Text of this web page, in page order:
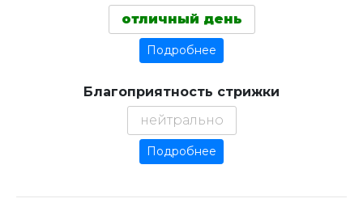
отличный день
Подробнее
Благоприятность стрижки
нейтрально
Подробнее